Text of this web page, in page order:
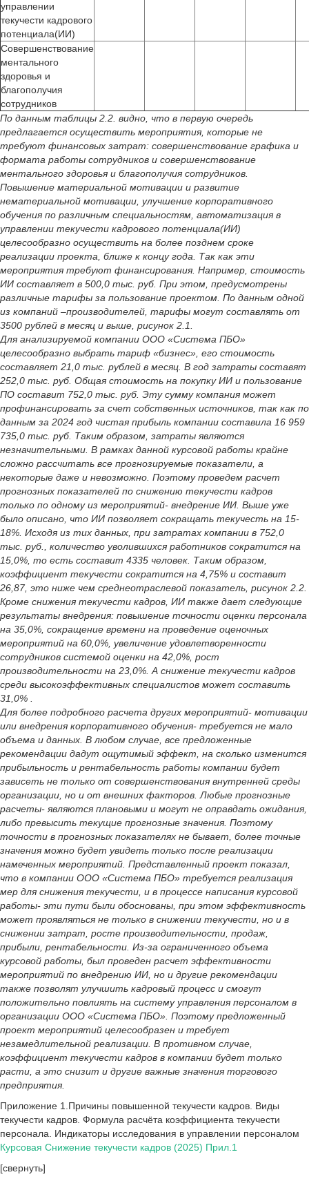
управлении
текучести кадрового
потенциала(ИИ)
Совершенствование
ментального
здоровья и
благополучия
сотрудников
По данным таблицы 2.2. видно, что в первую очередь
предлагается осуществить мероприятия, которые не
требуют финансовых затрат: совершенствование графика и
формата работы сотрудников и совершенствование
ментального здоровья и благополучия сотрудников.
Повышение материальной мотивации и развитие
нематериальной мотивации, улучшение корпоративного
обучения по различным специальностям, автоматизация в
управлении текучести кадрового потенциала(ИИ)
целесообразно осуществить на более позднем сроке
реализации проекта, ближе к концу года. Так как эти
мероприятия требуют финансирования. Например, стоимость
ИИ составляет в 500,0 тыс. руб. При этом, предусмотрены
различные тарифы за пользование проектом. По данным одной
из компаний –производителей, тарифы могут составлять от
3500 рублей в месяц и выше, рисунок 2.1.
Для анализируемой компании ООО «Система ПБО»
целесообразно выбрать тариф «бизнес», его стоимость
составляет 21,0 тыс. рублей в месяц. В год затраты составят
252,0 тыс. руб. Общая стоимость на покупку ИИ и пользование
ПО составит 752,0 тыс. руб. Эту сумму компания может
профинансировать за счет собственных источников, так как по
данным за 2024 год чистая прибыль компании составила 16 959
735,0 тыс. руб. Таким образом, затраты являются
незначительными. В рамках данной курсовой работы крайне
сложно рассчитать все прогнозируемые показатели, а
некоторые даже и невозможно. Поэтому проведем расчет
прогнозных показателей по снижению текучести кадров
только по одному из мероприятий- внедрение ИИ. Выше уже
было описано, что ИИ позволяет сокращать текучесть на 15-
18%. Исходя из тих данных, при затратах компании в 752,0
тыс. руб., количество уволившихся работников сократится на
15,0%, то есть составит 4335 человек. Таким образом,
коэффициент текучести сократится на 4,75% и составит
26,87, это ниже чем среднеотраслевой показатель, рисунок 2.2.
Кроме снижения текучести кадров, ИИ также дает следующие
результаты внедрения: повышение точности оценки персонала
на 35,0%, сокращение времени на проведение оценочных
мероприятий на 60,0%, увеличение удовлетворенности
сотрудников системой оценки на 42,0%, рост
производительности на 23,0%. А снижение текучести кадров
среди высокоэффективных специалистов может составить
31,0% .
Для более подробного расчета других мероприятий- мотивации
или внедрения корпоративного обучения- требуется не мало
объема и данных. В любом случае, все предложенные
рекомендации дадут ощутимый эффект, на сколько изменится
прибыльность и рентабельность работы компании будет
зависеть не только от совершенствования внутренней среды
организации, но и от внешних факторов. Любые прогнозные
расчеты- являются плановыми и могут не оправдать ожидания,
либо превысить текущие прогнозные значения. Поэтому
точности в прогнозных показателях не бывает, более точные
значения можно будет увидеть только после реализации
намеченных мероприятий. Представленный проект показал,
что в компании ООО «Система ПБО» требуется реализация
мер для снижения текучести, и в процессе написания курсовой
работы- эти пути были обоснованы, при этом эффективность
может проявляться не только в снижении текучести, но и в
снижении затрат, росте производительности, продаж,
прибыли, рентабельности. Из-за ограниченного объема
курсовой работы, был проведен расчет эффективности
мероприятий по внедрению ИИ, но и другие рекомендации
также позволят улучшить кадровый процесс и смогут
положительно повлиять на систему управления персоналом в
организации ООО «Система ПБО». Поэтому предложенный
проект мероприятий целесообразен и требует
незамедлительной реализации. В противном случае,
коэффициент текучести кадров в компании будет только
расти, а это снизит и другие важные значения торгового
предприятия.
Приложение 1.Причины повышенной текучести кадров. Виды
текучести кадров. Формула расчёта коэффициента текучести
персонала. Индикаторы исследования в управлении персоналом
Курсовая Снижение текучести кадров (2025) Прил.1
[свернуть]